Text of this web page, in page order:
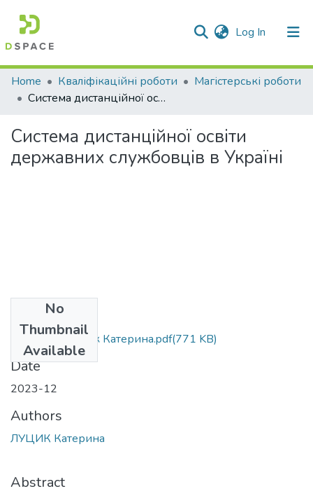
Log In (current)
Communities & Collections
All of DSpace
Statistics
Home Кваліфікаційні роботи
Магістерські роботи
Система дистанційної освіти державних службовців в Україні
Система дистанційної освіти
державних службовців в Україні
No
Thumbnail
Available
МР.М.281 Луцик Катерина.pdf(771 KB)
Date
2023-12
Authors
ЛУЦИК Катерина
Abstract